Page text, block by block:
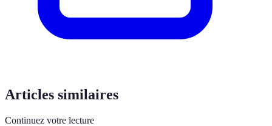
Articles similaires
Continuez votre lecture